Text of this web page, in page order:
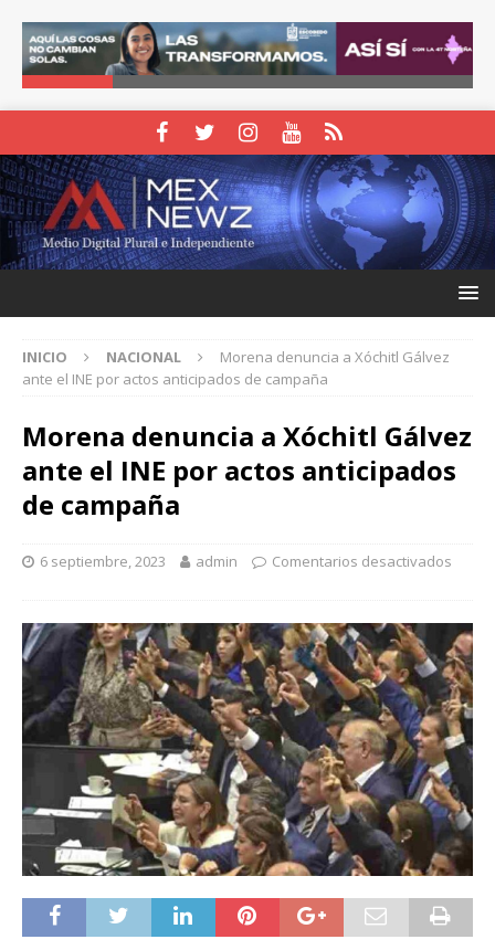
INICIO NACIONAL
Morena denuncia a Xóchitl Gálvez
ante el INE por actos anticipados de campaña
Morena denuncia a Xóchitl Gálvez
ante el INE por actos anticipados
de campaña
6 septiembre, 2023 admin Comentarios desactivados